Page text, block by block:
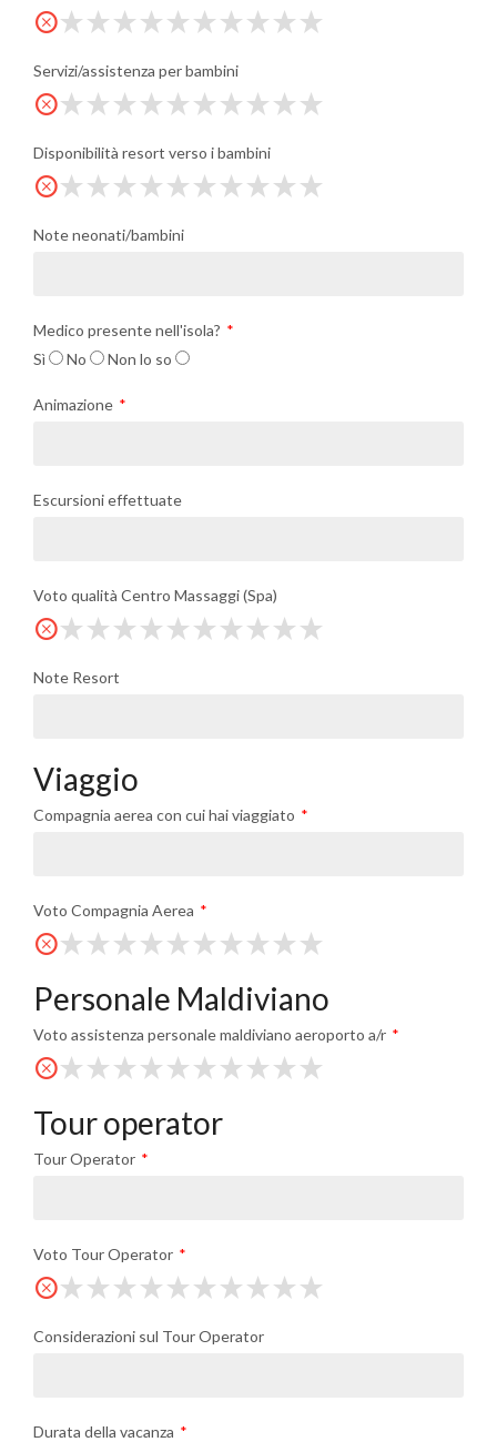
Servizi/assistenza per bambini
Disponibilità resort verso i bambini
Note neonati/bambini
Medico presente nell'isola?
Sì
No Non lo so
Animazione
Escursioni effettuate
Voto qualità Centro Massaggi (Spa)
Note Resort
Viaggio
Compagnia aerea con cui hai viaggiato
Voto Compagnia Aerea
Personale Maldiviano
Voto assistenza personale maldiviano aeroporto a/r
Tour operator
Tour Operator
Voto Tour Operator
Considerazioni sul Tour Operator
Durata della vacanza